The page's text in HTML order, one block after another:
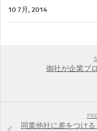
10 7月, 2014
御社が企業ブ
同業他社に差をつけ